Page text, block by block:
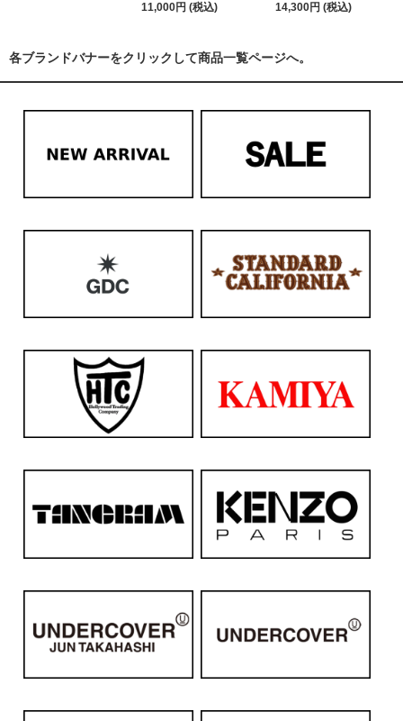
11,000円 (税込) 14,300円 (税込)
各ブランドバナーをクリックして商品一覧ページへ。